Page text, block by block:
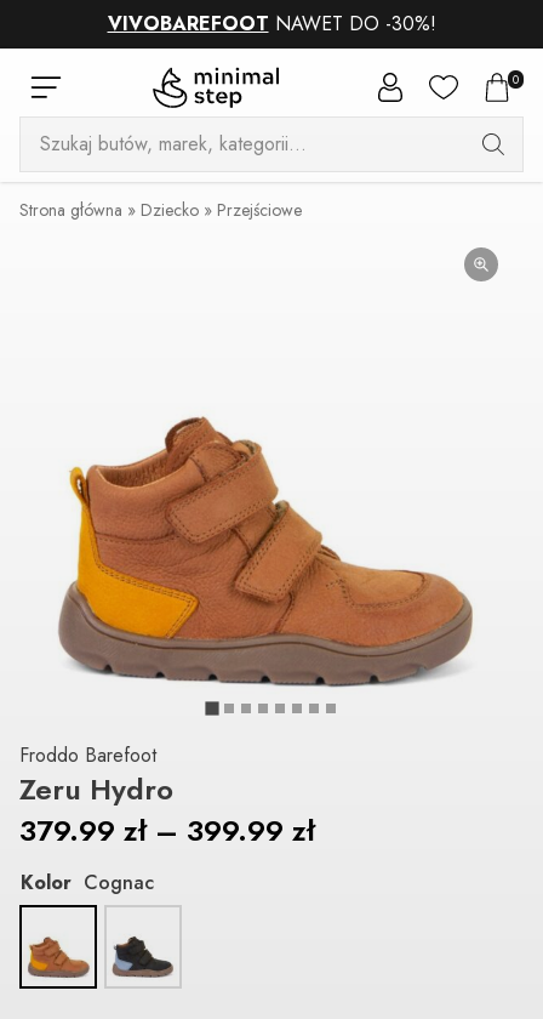
VIVOBAREFOOT NAWET DO -30%!
0
Wyszukiwarka
produktów
Strona główna » Dziecko » Przejściowe
Froddo Barefoot
Zeru Hydro
379.99 zł– 399.99 zł
Kolor Cognac